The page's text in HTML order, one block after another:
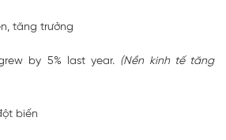
tăng trưởng
by 5% last year. (Nền kinh tế tăng
biến